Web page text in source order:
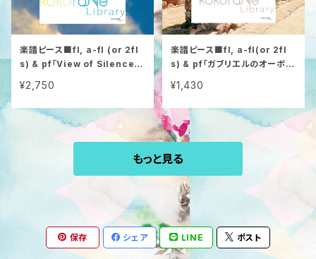
楽譜ピース■fl, a-fl (or 2fl
s) & pf「View of Silence」
¥2,750
楽譜ピース■fl, a-fl(or 2fl
s) & pf「ガブリエルのオーボエ
¥1,430
もっと見る
保存 シェア LINE ポスト